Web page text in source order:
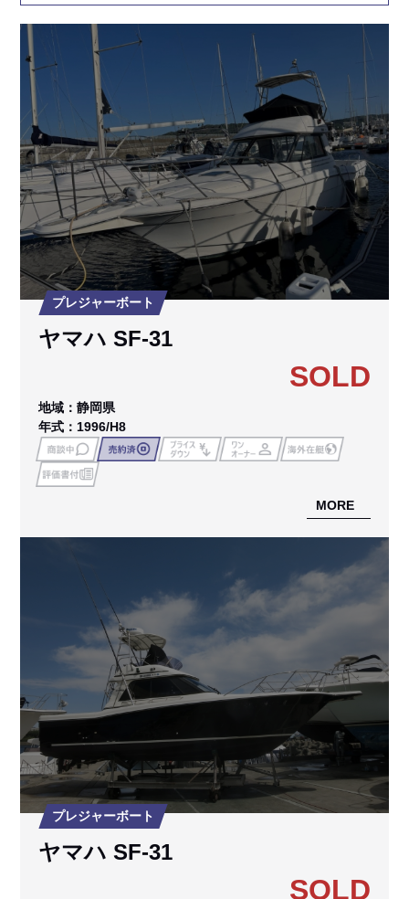
プレジャーボート
ヤマハ SF-31
SOLD
地域：静岡県
年式：1996/H8
MORE
プレジャーボート
ヤマハ SF-31
SOLD